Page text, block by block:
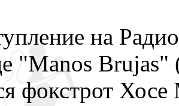
на
"Manos
фокстрот